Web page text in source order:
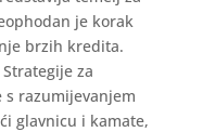
je korak
brzih kredita.
za
s razumijevanjem
glavnicu i kamate,